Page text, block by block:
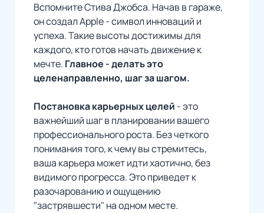
Вспомните Стива Джобса. Начав в гараже,
он создал Apple - символ инноваций и
успеха. Такие высоты достижимы для
каждого, кто готов начать движение к
мечте. Главное - делать это
целенаправленно, шаг за шагом.
Постановка карьерных целей - это
важнейший шаг в планировании вашего
профессионального роста. Без четкого
понимания того, к чему вы стремитесь,
ваша карьера может идти хаотично, без
видимого прогресса. Это приведет к
разочарованию и ощущению
"застрявшести" на одном месте.